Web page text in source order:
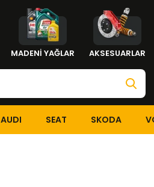
MADENİ YAĞLAR AKSESUARLAR
AUDI SEAT SKODA